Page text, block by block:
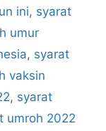
ini, syarat
umur
, syarat
vaksin
, syarat
umroh 2022